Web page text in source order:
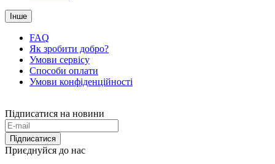
Інше
FAQ
Як зробити добро?
Умови сервісу
Способи оплати
Умови конфіденційності
Підписатися на новини
Підписатися
Приєднуйся до нас